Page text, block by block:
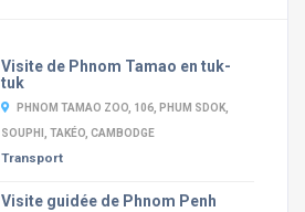
Visite de Phnom Tamao en tuk-
tuk
PHNOM TAMAO ZOO, 106, PHUM SDOK,
SOUPHI, TAKÉO, CAMBODGE
Transport
Visite guidée de Phnom Penh